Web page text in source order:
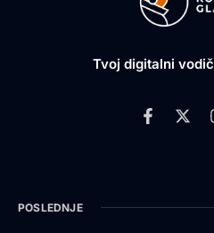
Tvoj digitalni
POSLEDNJE